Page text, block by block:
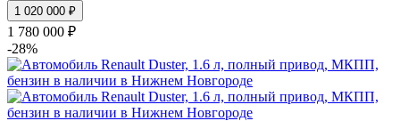
1 020 000 ₽
1 780 000 ₽
-28%